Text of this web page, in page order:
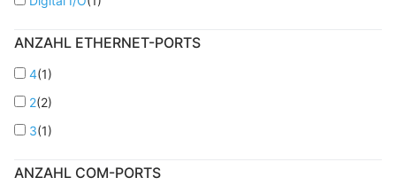
ANZAHL ETHERNET-PORTS
4(1)
2(2)
3(1)
ANZAHL COM-PORTS